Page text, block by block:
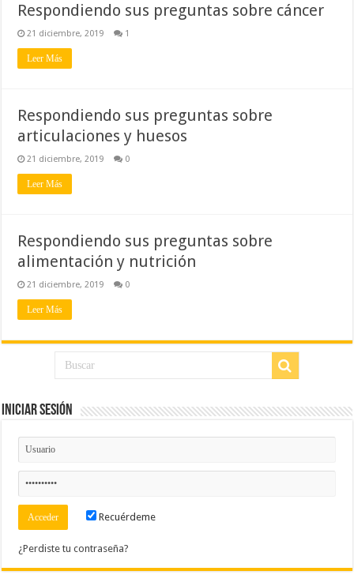
Respondiendo sus preguntas sobre cáncer
21 diciembre, 2019 1
Leer Más
Respondiendo sus preguntas sobre
articulaciones y huesos
21 diciembre, 2019 0
Leer Más
Respondiendo sus preguntas sobre
alimentación y nutrición
21 diciembre, 2019 0
Leer Más
Iniciar Sesión
Recuérdeme
¿Perdiste tu contraseña?